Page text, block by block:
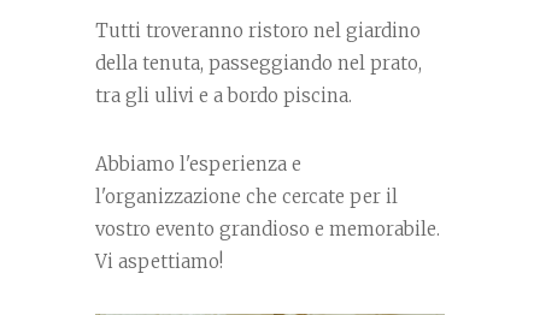
Tutti troveranno ristoro nel giardino
della tenuta, passeggiando nel prato,
tra gli ulivi e a bordo piscina.
Abbiamo l'esperienza e
l'organizzazione che cercate per il
vostro evento grandioso e memorabile.
Vi aspettiamo!